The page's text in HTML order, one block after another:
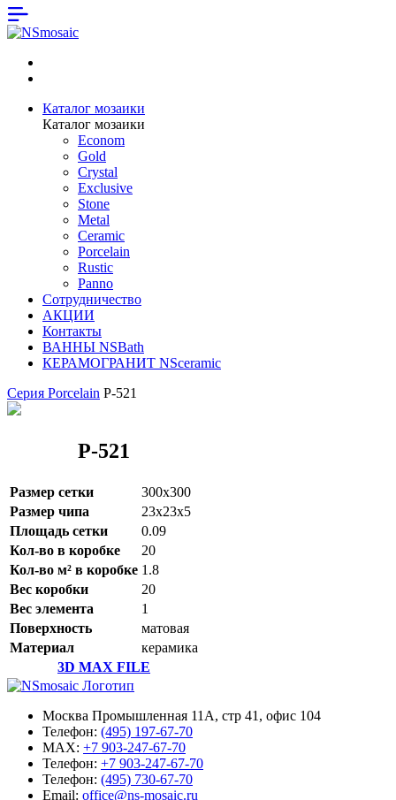
Каталог мозаики
Каталог мозаики
Econom
Gold
Crystal
Exclusive
Stone
Metal
Ceramic
Porcelain
Rustic
Panno
Сотрудничество
АКЦИИ
Контакты
ВАННЫ NSBath
КЕРАМОГРАНИТ NSceramic
Серия Porcelain P-521
P-521
Размер сетки
300x300
Размер чипа
23x23x5
Площадь сетки
0.09
Кол-во в коробке
20
Кол-во м² в коробке 1.8
Вес коробки
20
Вес элемента
1
Поверхность
матовая
Материал
керамика
3D MAX FILE
Москва Промышленная 11А, стр 41, офис 104
Телефон: (495) 197-67-70
MAX: +7 903-247-67-70
Телефон: +7 903-247-67-70
Телефон: (495) 730-67-70
Email: office@ns-mosaic.ru